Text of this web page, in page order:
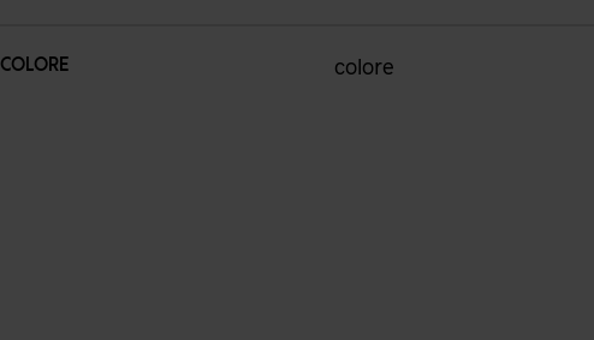
COLORE colore